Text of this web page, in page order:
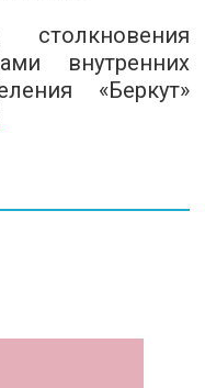
внутренних
«Беркут»